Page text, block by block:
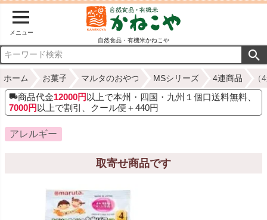
メニュー
自然食品・有機米かねこや
ホーム お菓子 マルタのおやつ MSシリーズ 4連商品
商品代金12000円 以上で本州・四国・九州１個口送料無料、
7000円 以上で割引、クール便＋440円
アレルギー
取寄せ商品です